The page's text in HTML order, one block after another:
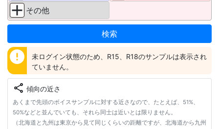
その他
error
未ログイン状態のため、R15、R18のサンプルは表示され
ていません。
share 傾向の近さ
あくまで先頭のボイスサンプルに対する近さなので、たとえば、51%、
50%などと並んでいても、それら同士は近いとは限りません。
（北海道と九州は東京から見て同じくらいの距離ですが、北海道から九州